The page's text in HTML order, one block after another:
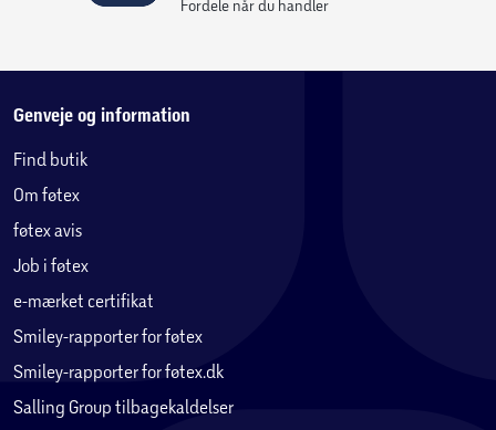
Fordele når du handler
Genveje og information
Find butik
Om føtex
føtex avis
Job i føtex
e-mærket certifikat
Smiley-rapporter for føtex
Smiley-rapporter for føtex.dk
Salling Group tilbagekaldelser